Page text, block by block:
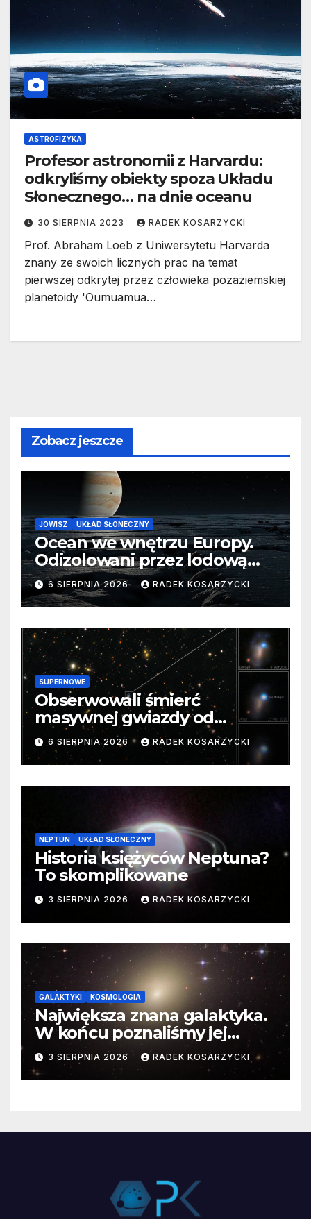
ASTROFIZYKA
Profesor astronomii z Harvardu:
odkryliśmy obiekty spoza Układu
Słonecznego… na dnie oceanu
30 SIERPNIA 2023 RADEK KOSARZYCKI
Prof. Abraham Loeb z Uniwersytetu Harvarda
znany ze swoich licznych prac na temat
pierwszej odkrytej przez człowieka pozaziemskiej
planetoidy 'Oumuamua…
Zobacz jeszcze
JOWISZ UKŁAD SŁONECZNY
Ocean we wnętrzu Europy.
Odizolowani przez lodową
barierę
6 SIERPNIA 2026 RADEK KOSARZYCKI
SUPERNOWE
Obserwowali śmierć
masywnej gwiazdy od
samego początku. Niezwykle
cenne dane
6 SIERPNIA 2026 RADEK KOSARZYCKI
NEPTUN UKŁAD SŁONECZNY
Historia księżyców Neptuna?
To skomplikowane
3 SIERPNIA 2026 RADEK KOSARZYCKI
GALAKTYKI KOSMOLOGIA
Największa znana galaktyka.
W końcu poznaliśmy jej
faktyczne wymiary
3 SIERPNIA 2026 RADEK KOSARZYCKI